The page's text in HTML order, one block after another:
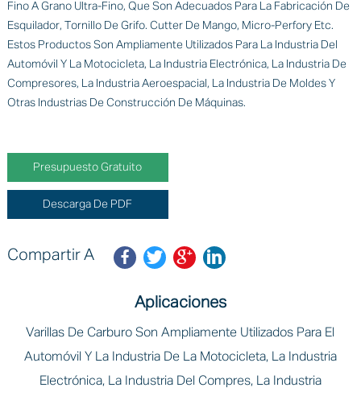
Fino A Grano Ultra-Fino, Que Son Adecuados Para La Fabricación De
Esquilador, Tornillo De Grifo. Cutter De Mango, Micro-Perfory Etc.
Estos Productos Son Ampliamente Utilizados Para La Industria Del
Automóvil Y La Motocicleta, La Industria Electrónica, La Industria De
Compresores, La Industria Aeroespacial, La Industria De Moldes Y
Otras Industrias De Construcción De Máquinas.
Presupuesto Gratuito
Descarga De PDF
Compartir A
Aplicaciones
Varillas De Carburo Son Ampliamente Utilizados Para El
Automóvil Y La Industria De La Motocicleta, La Industria
Electrónica, La Industria Del Compres, La Industria